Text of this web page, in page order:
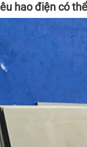
hao điện có